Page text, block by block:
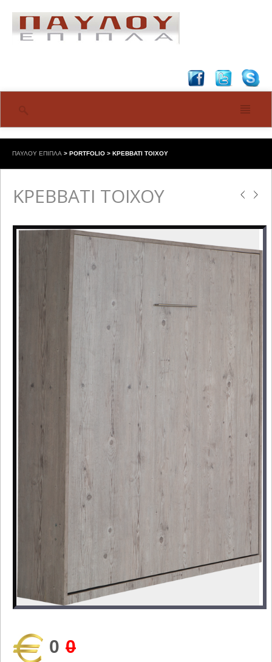
ΠΑΥΛΟΥ ΕΠΙΠΛΑ > PORTFOLIO > ΚΡΕΒΒΑΤΙ ΤΟΙΧΟΥ
ΚΡΕΒΒΑΤΙ ΤΟΙΧΟΥ
0 0